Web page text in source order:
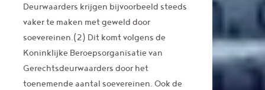
Deurwaarders krijgen bijvoorbeeld steeds
vaker te maken met geweld door
soevereinen.(2) Dit komt volgens de
Koninklijke Beroepsorganisatie van
Gerechtsdeurwaarders door het
toenemende aantal soevereinen. Ook de